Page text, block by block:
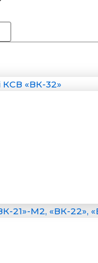
КСВ «ВК-32»
21»-М2, «ВК-22»,